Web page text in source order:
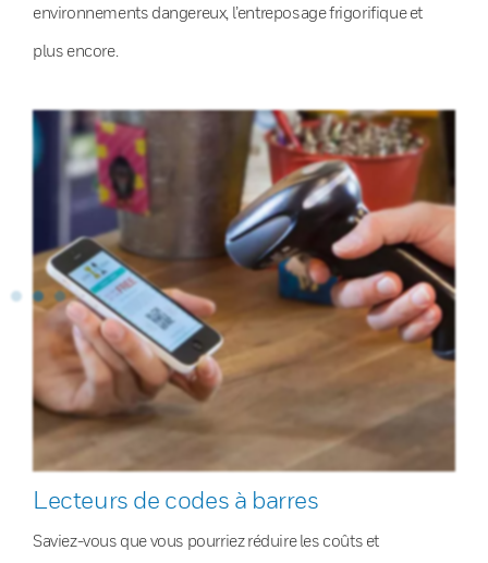
environnements dangereux, l’entreposage frigorifique et
plus encore.
Lecteurs de codes à barres
Saviez-vous que vous pourriez réduire les coûts et